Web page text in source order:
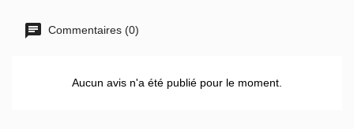
Commentaires (0)
Aucun avis n'a été publié pour le moment.